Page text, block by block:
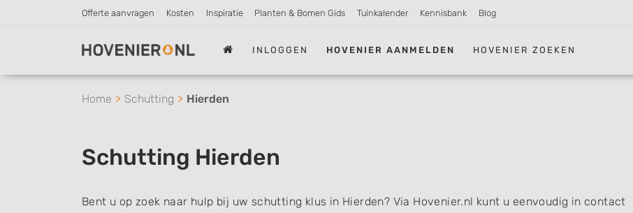
Offerte aanvragen Kosten Inspiratie Planten & Bomen Gids Tuinkalender Kennisbank Blog
INLOGGEN HOVENIER AANMELDEN HOVENIER ZOEKEN
Home Schutting Hierden
Schutting Hierden
Bent u op zoek naar hulp bij uw schutting klus in Hierden? Via Hovenier.nl kunt u eenvoudig in contact